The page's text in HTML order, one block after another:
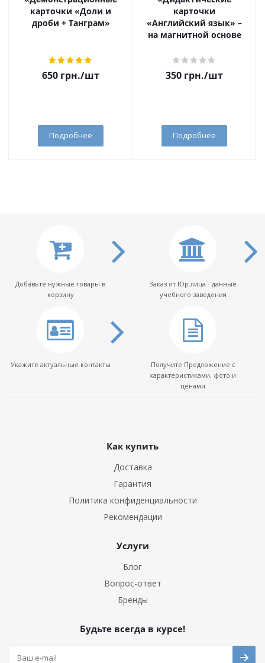
карточки «Доли и
дроби + Танграм»
650 грн./шт
Подробнее
карточки
«Английский язык» –
на магнитной основе
350 грн./шт
Подробнее
Добавьте нужные товары в
корзину
Заказ от Юр.лица - данные
учебного заведения
Укажите актуальные контакты
Получите Предложение с
характеристиками, фото и
ценами
Как купить
Доставка
Гарантия
Политика конфиденциальности
Рекомендации
Услуги
Блог
Вопрос-ответ
Бренды
Будьте всегда в курсе!